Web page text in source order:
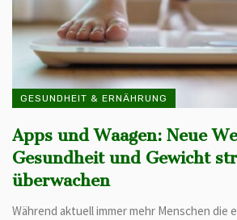
GESUNDHEIT & ERNÄHRUNG
Apps und Waagen: Neue
Gesundheit und Gewicht
überwachen
Während aktuell immer mehr Menschen die